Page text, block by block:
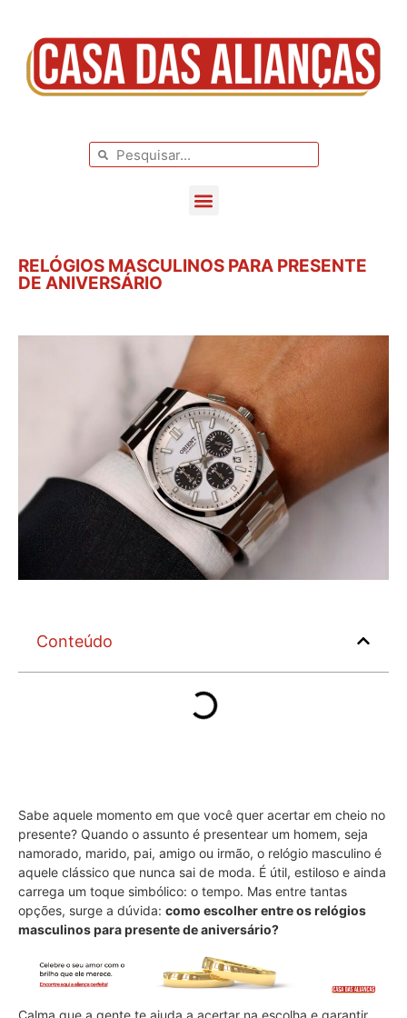
RELÓGIOS MASCULINOS PARA PRESENTE
DE ANIVERSÁRIO
Conteúdo
Sabe aquele momento em que você quer acertar em cheio no
presente? Quando o assunto é presentear um homem, seja
namorado, marido, pai, amigo ou irmão, o relógio masculino é
aquele clássico que nunca sai de moda. É útil, estiloso e ainda
carrega um toque simbólico: o tempo. Mas entre tantas
opções, surge a dúvida: como escolher entre os relógios
masculinos para presente de aniversário?
Calma que a gente te ajuda a acertar na escolha e garantir